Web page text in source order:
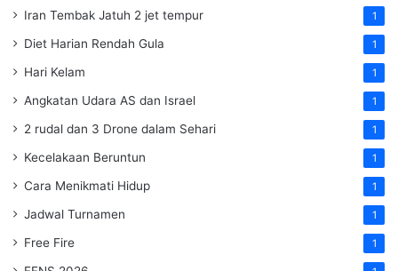
Iran Tembak Jatuh 2 jet tempur 1
Diet Harian Rendah Gula 1
Hari Kelam 1
Angkatan Udara AS dan Israel 1
2 rudal dan 3 Drone dalam Sehari 1
Kecelakaan Beruntun 1
Cara Menikmati Hidup 1
Jadwal Turnamen 1
Free Fire 1